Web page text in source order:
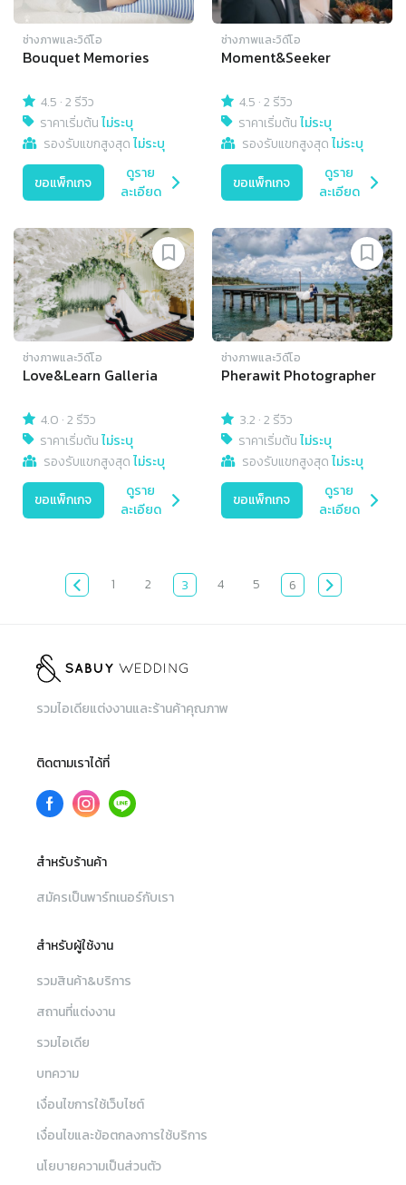
ช่างภาพและวิดีโอ
Bouquet Memories
4.5 ·2 รีวิว
ราคาเริ่มต้นไม่ระบุ
รองรับแขกสูงสุดไม่ระบุ
ขอแพ็กเกจ
ดูราย
ละเอียด
ช่างภาพและวิดีโอ
Moment&Seeker
4.5 ·2 รีวิว
ราคาเริ่มต้นไม่ระบุ
รองรับแขกสูงสุดไม่ระบุ
ขอแพ็กเกจ
ดูราย
ละเอียด
ช่างภาพและวิดีโอ
Love&Learn Galleria
4.0 ·2 รีวิว
ราคาเริ่มต้นไม่ระบุ
รองรับแขกสูงสุดไม่ระบุ
ขอแพ็กเกจ
ดูราย
ละเอียด
ช่างภาพและวิดีโอ
Pherawit Photographer
3.2 ·2 รีวิว
ราคาเริ่มต้นไม่ระบุ
รองรับแขกสูงสุดไม่ระบุ
ขอแพ็กเกจ
ดูราย
ละเอียด
1 2 3 4 5 6
รวมไอเดียแต่งงานและร้านค้าคุณภาพ
ติดตามเราได้ที่
สำหรับร้านค้า
สมัครเป็นพาร์ทเนอร์กับเรา
สำหรับผู้ใช้งาน
รวมสินค้า&บริการ
สถานที่แต่งงาน
รวมไอเดีย
บทความ
เงื่อนไขการใช้เว็บไซต์
เงื่อนไขและข้อตกลงการใช้บริการ
นโยบายความเป็นส่วนตัว